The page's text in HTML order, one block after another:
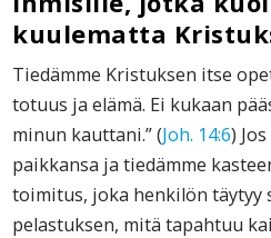
kuulematta
Tiedämme Kristuksen itse
totuus ja elämä. Ei kukaan
minun kauttani.” (Joh. 14:6)
paikkansa ja tiedämme
toimitus, joka henkilön täytyy
pelastuksen, mitä tapahtuu